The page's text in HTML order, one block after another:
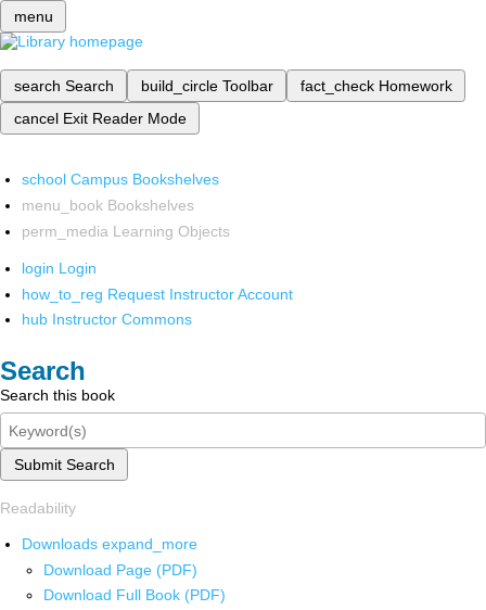
menu
search Search build_circle Toolbar fact_check Homework
cancel Exit Reader Mode
school Campus Bookshelves
menu_book Bookshelves
perm_media Learning Objects
login Login
how_to_reg Request Instructor Account
hub Instructor Commons
Search
Search this book
Submit Search
Readability
Downloads expand_more
Download Page (PDF)
Download Full Book (PDF)